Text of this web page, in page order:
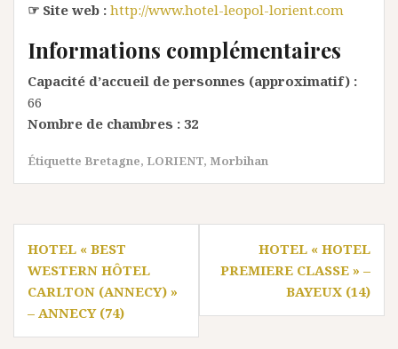
☞ Site web : http://www.hotel-leopol-lorient.com
Informations complémentaires
Capacité d’accueil de personnes (approximatif) :
66
Nombre de chambres : 32
Étiquette Bretagne, LORIENT, Morbihan
Navigation
de
l’article
HOTEL « BEST
WESTERN HÔTEL
CARLTON (ANNECY) »
– ANNECY (74)
HOTEL « HOTEL
PREMIERE CLASSE » –
BAYEUX (14)